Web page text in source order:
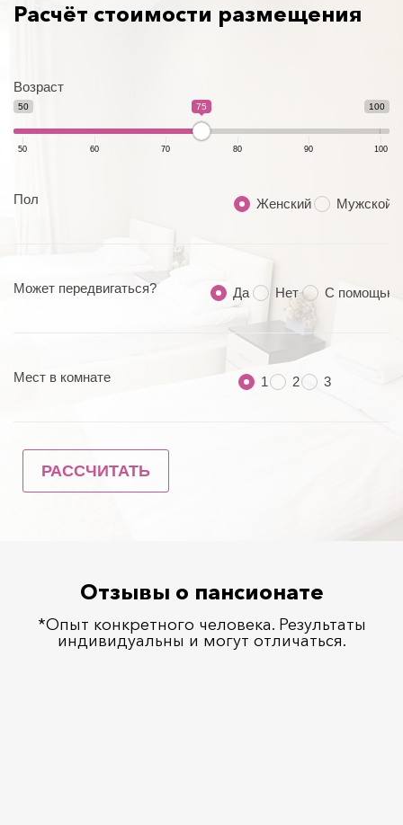
Расчёт стоимости размещения
Отзывы о пансионате
*Опыт конкретного человека. Результаты
индивидуальны и могут отличаться.